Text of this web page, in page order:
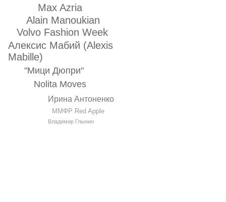
Alain Manoukian
Volvo Fashion Week
Max Azria
Алексис Мабий (Alexis
Mabille)
"Мици Дюпри"
Nolita Moves
Ирина Антоненко
ММФР Red Apple
Владимир Глынин